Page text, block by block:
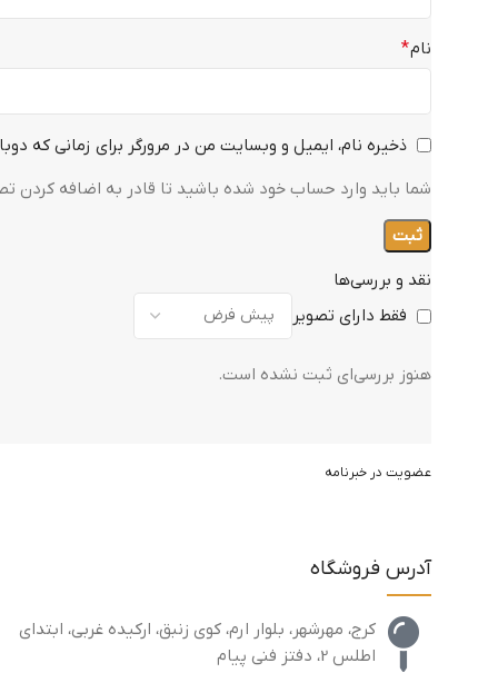
نقد و بررسی‌ها
فقط دارای تصویر
هنوز بررسی‌ای ثبت نشده است.
نام*
ذخیره نام، ایمیل و وبسایت من در مرورگر برای زمانی که
شما باید وارد حساب خود شده باشید تا قادر به اضافه کردن
عضویت در خبرنامه
آدرس فروشگاه
کرج، مهرشهر، بلوار ارم، کوی زنبق، ارکیده غربی، ابتدای
اطلس 2، دفتز فنی پیام